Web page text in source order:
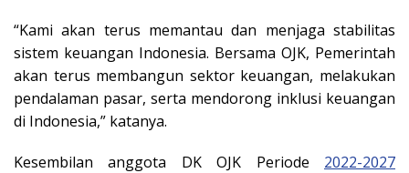
“Kami akan terus memantau dan menjaga stabilitas
sistem keuangan Indonesia. Bersama OJK, Pemerintah
akan terus membangun sektor keuangan, melakukan
pendalaman pasar, serta mendorong inklusi keuangan
di Indonesia,” katanya.
Kesembilan anggota DK OJK Periode 2022-2027